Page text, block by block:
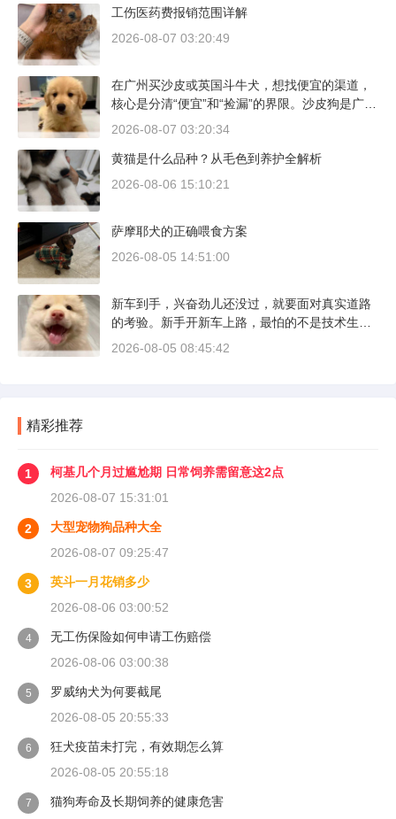
工伤医药费报销范围详解
2026-08-07 03:20:49
在广州买沙皮或英国斗牛犬，想找便宜的渠道，
核心是分清“便宜”和“捡漏”的界限。沙皮狗是广东
本地犬种，价格比北方城市有优势；英国斗牛犬
方和真实价格区间。
2026-08-07 03:20:34
黄猫是什么品种？从毛色到养护全解析
2026-08-06 15:10:21
萨摩耶犬的正确喂食方案
2026-08-05 14:51:00
新车到手，兴奋劲儿还没过，就要面对真实道路
的考验。新手开新车上路，最怕的不是技术生
疏，而是对车况和路况的双重陌生。磨合期内，
2026-08-05 08:45:42
精彩推荐
1
柯基几个月过尴尬期 日常饲养需留意这2点
2026-08-07 15:31:01
2
大型宠物狗品种大全
2026-08-07 09:25:47
3
英斗一月花销多少
2026-08-06 03:00:52
4
无工伤保险如何申请工伤赔偿
2026-08-06 03:00:38
5
罗威纳犬为何要截尾
2026-08-05 20:55:33
6
狂犬疫苗未打完，有效期怎么算
2026-08-05 20:55:18
7 猫狗寿命及长期饲养的健康危害